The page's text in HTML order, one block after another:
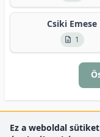
Csiki Emese
1
Ez a weboldal